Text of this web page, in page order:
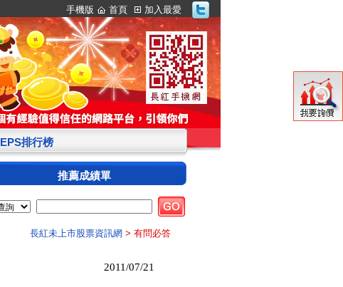
手機版 首頁 加入最愛
EPS排行榜
推薦成績單
長紅未上市股票資訊網 > 有問必答
2011/07/21